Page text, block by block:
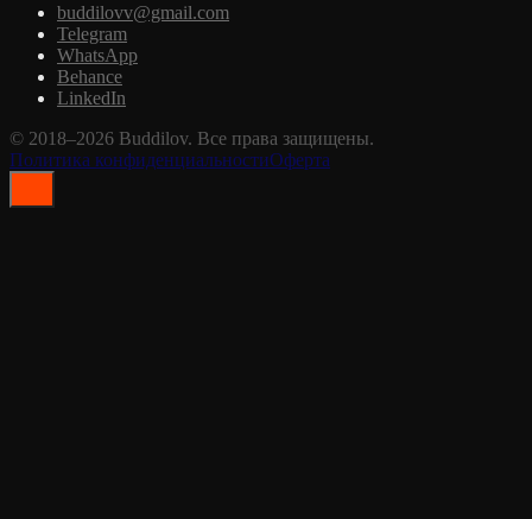
buddilovv@gmail.com
Telegram
WhatsApp
Behance
LinkedIn
© 2018–2026 Buddilov. Все права защищены.
Политика конфиденциальностиОферта